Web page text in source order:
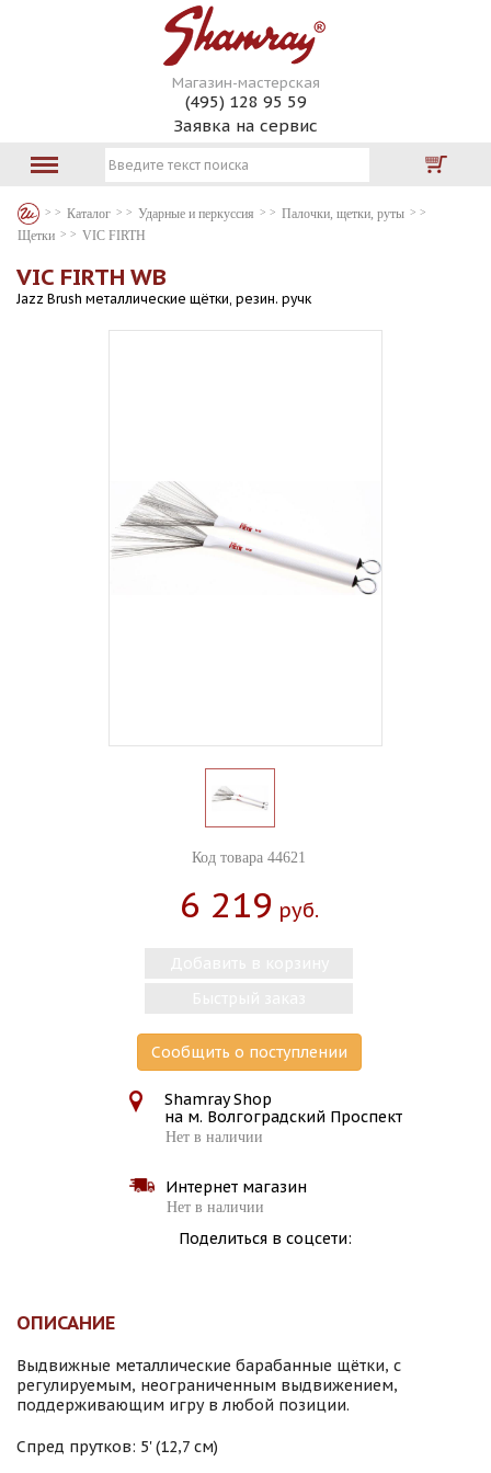
Магазин-мастерская
(495) 128 95 59
Заявка на сервис
Каталог Ударные и перкуссия
Палочки, щетки, руты
Щетки
VIC FIRTH
VIC FIRTH WB
Jazz Brush металлические щётки, резин. ручк
Код товара 44621
6 219 Руб.
Сообщить о поступлении
Shamray Shop
на м. Волгоградский Проспект
Нет в наличии
Интернет магазин
Нет в наличии
Поделиться в соцсети:
ОПИСАНИЕ
Выдвижные металлические барабанные щётки, с
регулируемым, неограниченным выдвижением,
поддерживающим игру в любой позиции.
Спред прутков: 5' (12,7 см)